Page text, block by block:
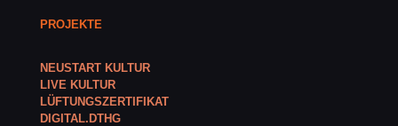
PROJEKTE
NEUSTART KULTUR
LIVE KULTUR
LÜFTUNGSZERTIFIKAT
DIGITAL.DTHG